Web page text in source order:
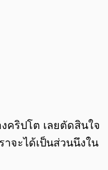
คริปโต เลยตัดสินใจ
าจะได้เป็นส่วนนึงใน